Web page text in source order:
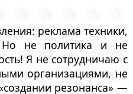
реклама техники,
Но не политика и не
Я не сотрудничаю с
организациями, не
резонанса» —